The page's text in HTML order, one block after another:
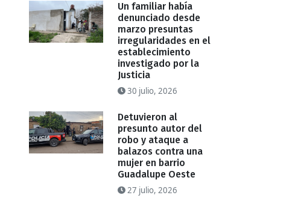
Un familiar había
denunciado desde
marzo presuntas
irregularidades en el
establecimiento
investigado por la
Justicia
30 julio, 2026
Detuvieron al
presunto autor del
robo y ataque a
balazos contra una
mujer en barrio
Guadalupe Oeste
27 julio, 2026